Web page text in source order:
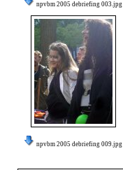
npvbm 2005 debriefing 003.jpg
npvbm 2005 debriefing 009.jpg